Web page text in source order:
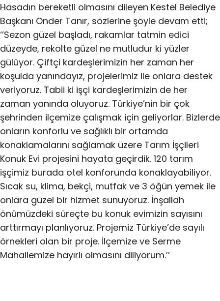
Hasadın bereketli olmasını dileyen Kestel Belediye
Başkanı Önder Tanır, sözlerine şöyle devam etti;
‘’Sezon güzel başladı, rakamlar tatmin edici
düzeyde, rekolte güzel ne mutludur ki yüzler
gülüyor. Çiftçi kardeşlerimizin her zaman her
koşulda yanındayız, projelerimiz ile onlara destek
veriyoruz. Tabii ki işçi kardeşlerimizin de her
zaman yanında oluyoruz. Türkiye’nin bir çok
şehrinden ilçemize çalışmak için geliyorlar. Bizlerde
onların konforlu ve sağlıklı bir ortamda
konaklamalarını sağlamak üzere Tarım İşçileri
Konuk Evi projesini hayata geçirdik. 120 tarım
işçimiz burada otel konforunda konaklayabiliyor.
Sıcak su, klima, bekçi, mutfak ve 3 öğün yemek ile
onlara güzel bir hizmet sunuyoruz. İnşallah
önümüzdeki süreçte bu konuk evimizin sayısını
arttırmayı planlıyoruz. Projemiz Türkiye’de sayılı
örnekleri olan bir proje. İlçemize ve Serme
Mahallemize hayırlı olmasını diliyorum.’’